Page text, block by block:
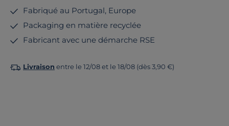
Fabriqué au Portugal, Europe
Packaging en matière recyclée
Fabricant avec une démarche RSE
Livraison entre le 12/08 et le 18/08 (dès 3,90 €)